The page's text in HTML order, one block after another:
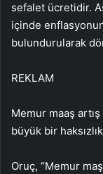
sefalet ücretidir.
içinde
bulundurularak
REKLAM
Memur maaş
büyük bir
Oruç, “Memur